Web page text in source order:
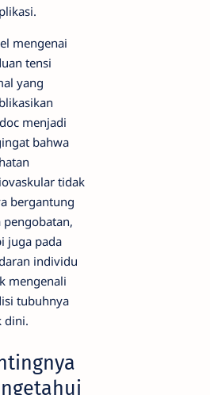
mengenai
tensi
yang
menjadi
bahwa
tidak
bergantung
pengobatan,
juga pada
individu
mengenali
tubuhnya
dini.